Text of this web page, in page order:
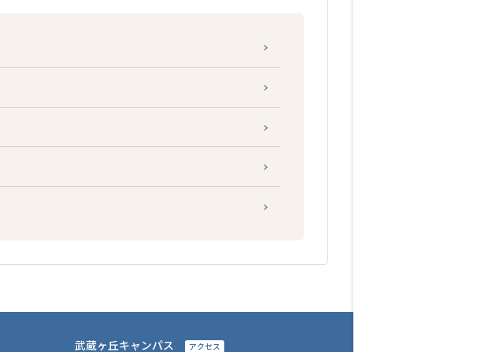
武蔵ヶ丘キャンパス アクセス